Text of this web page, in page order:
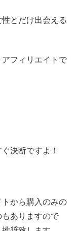
とだけ出会える
フィリエイトで
決断ですよ！
から購入のみの
ありますので